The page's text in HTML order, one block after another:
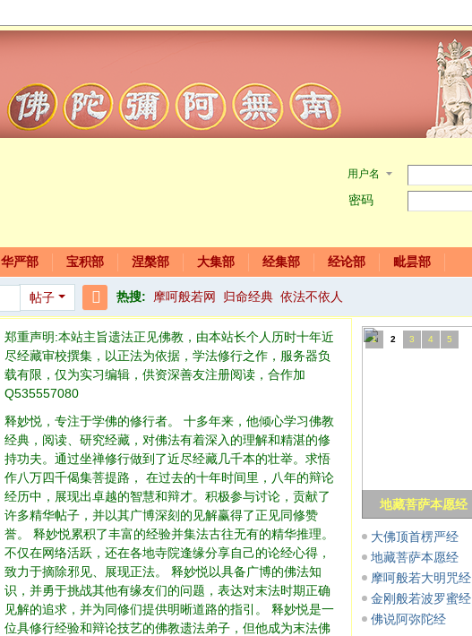
用户名
密码
华严部 宝积部 涅槃部 大集部 经集部 经论部 毗昙部
帖子
搜
索
热搜: 摩呵般若网 归命经典 依法不依人
郑重声明:本站主旨遗法正见佛教，由本站长个人历时十年近
尽经藏审校撰集，以正法为依据，学法修行之作，服务器负
载有限，仅为实习编辑，供资深善友注册阅读，合作加
Q535557080
释妙悦，专注于学佛的修行者。 十多年来，他倾心学习佛教
经典，阅读、研究经藏，对佛法有着深入的理解和精湛的修
持功夫。通过坐禅修行做到了近尽经藏几千本的壮举。求悟
作八万四千偈集菩提路， 在过去的十年时间里，八年的辩论
经历中，展现出卓越的智慧和辩才。积极参与讨论，贡献了
许多精华帖子，并以其广博深刻的见解赢得了正见同修赞
誉。 释妙悦累积了丰富的经验并集法古往无有的精华推理。
不仅在网络活跃，还在各地寺院逢缘分享自己的论经心得，
致力于摘除邪见、展现正法。 释妙悦以具备广博的佛法知
识，并勇于挑战其他有缘友们的问题，表达对末法时期正确
见解的追求，并为同修们提供明晰道路的指引。 释妙悦是一
位具修行经验和辩论技艺的佛教遗法弟子，但他成为末法佛
地藏菩萨本愿经
1 2 3 4 5
大佛顶首楞严经
地藏菩萨本愿经
摩呵般若大明咒经
金刚般若波罗蜜经
佛说阿弥陀经